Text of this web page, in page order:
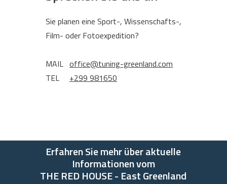
Sie planen eine Sport-, Wissenschafts-,
Film- oder Fotoexpedition?
MAIL office@tuning-greenland.com
TEL +299 981650
Erfahren Sie mehr über aktuelle
Informationen vom
THE RED HOUSE - East Greenland